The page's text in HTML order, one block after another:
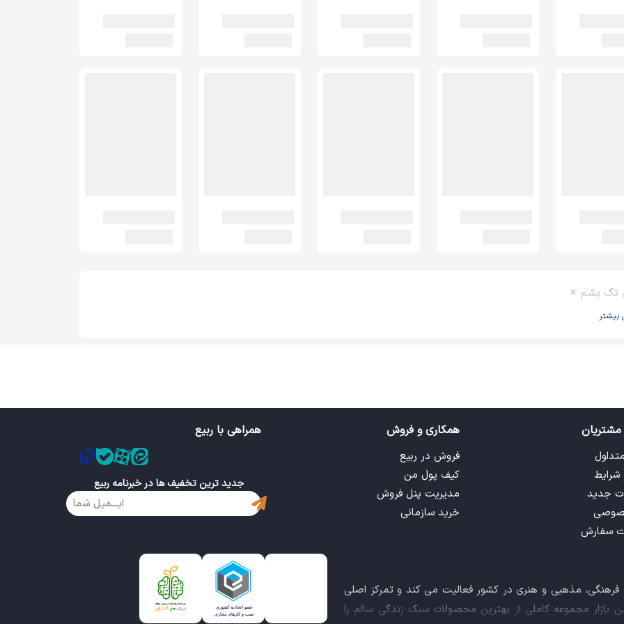
تک یشم ×
بیشتر
شرایط
جدید
سفارش
همکاری و فروش
فروش در ربیع
کیف پول من
مدیریت پنل فروش
خرید سازمانی
همراهی با ربیع
جدید ترین تخفیف ها در خبرنامه ربیع
فرهنگی، مذهبی و هنری در کشور فعالیت می کند و تمرکز اصلی
بازار مجموعه کاملی از بهترین محصولات سبک زندگی سالم را